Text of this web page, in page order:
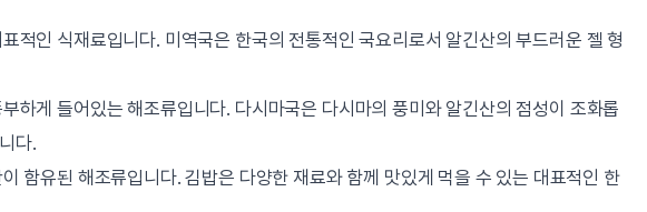
적인 식재료입니다. 미역국은 한국의 전통적인 국요리로서 알긴산의 부드러운 젤 형
하게 들어있는 해조류입니다. 다시마국은 다시마의 풍미와 알긴산의 점성이 조화롭
다.
함유된 해조류입니다. 김밥은 다양한 재료와 함께 맛있게 먹을 수 있는 대표적인 한